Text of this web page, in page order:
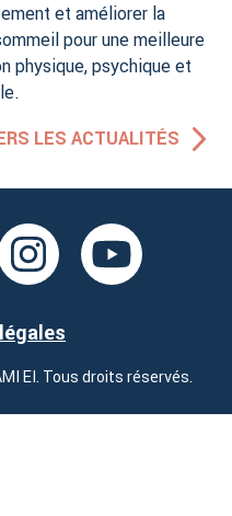
et améliorer la
pour une meilleure
physique, psychique et
LES ACTUALITÉS
EI. Tous droits réservés.